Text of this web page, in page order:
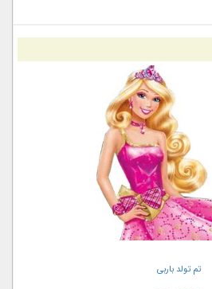
تم تولد باربی